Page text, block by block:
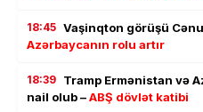
18:45 Vaşinqton görüşü
Azərbaycanın rolu artır
18:39 Tramp Ermənistan və
nail olub –ABŞ dövlət katibi